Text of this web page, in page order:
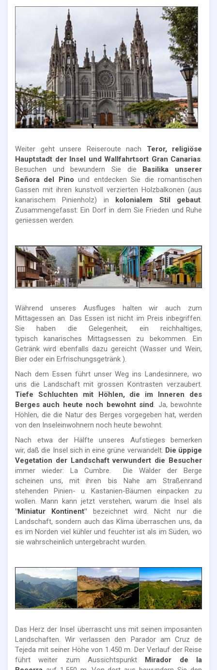
Weiter geht unsere Reiseroute nach Teror, religiöse
Hauptstadt der Insel und Wallfahrtsort Gran Canarias
Besuchen und bewundern Sie die Basilika unserer
Señora del Pino und entdecken Sie die romantischen
Gassen mit ihren kunstvoll verzierten Holzbalkonen (aus
kanarischem Pinienholz) in kolonialem Stil gebaut
Zusammengefasst: Ein Dorf in dem Sie Frieden und Ruhe
geniessen werden.
Während unseres Ausfluges halten wir auch zum
Mittagessen an. Das Essen ist nicht im Preis inbegriffen.
Sie haben die Gelegenheit, ein reichhaltiges,
typisch kanarisches Mittagsessen zu bekommen. Ein
Getränk wird ebenfalls dazu gereicht (Wasser und Wein,
Bier oder ein Erfrischungsgetränk ).
Nach dem Essen führt unser Weg ins Landesinnere, wo
uns die Landschaft mit grossen Kontrasten verzaubert.
Tiefe Schluchten mit Höhlen, die im Inneren des
Berges auch heute noch bewohnt sind . Ja, bewohnte
Höhlen, die die Natur des Berges vorgegeben hat, werden
von den Inseleinwohnern noch heute bewohnt.
Nach etwa der Hälfte unseres Aufstieges bemerken
wir, daß die Insel sich in eine grüne verwandelt. Die üppige
Vegetation der Landschaft verwundert die Besucher
immer wieder: La Cumbre. Die Wälder der Berge
scheinen uns, mit ihren bis Nahe am Straßenrand
stehenden Pinien- u. Kastanien-Bäumen einpacken zu
wollen. Mann kann jetzt verstehen, warum die Insel als
"Miniatur Kontinent" bezeichnet wird. Nicht nur die
Landschaft, sondern auch das Klima überraschen uns, da
es im Norden viel kühler und feuchter ist als im Süden, wo
sie wahrscheinlich untergebracht wurden.
Das Herz der Insel überrascht uns mit seinen imposanten
Landschaften. Wir verlassen den Parador am Cruz de
Tejeda mit seiner Höhe von 1.450 m. Der Verlauf der Reise
führt weiter zum Aussichtspunkt Mirador de la